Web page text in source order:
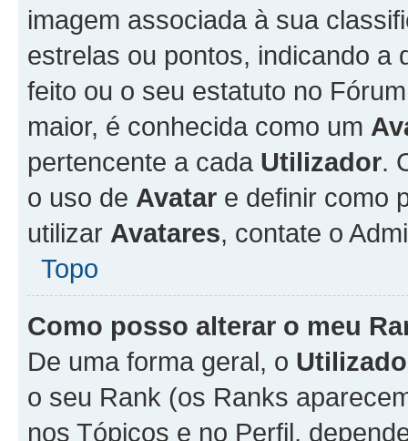
imagem associada à sua
estrelas ou pontos, indicando a
feito ou o seu estatuto no
maior, é conhecida como um
pertencente a cada Utilizador.
o uso de Avatar e definir como
utilizar Avatares, contate o
Topo
Como posso alterar o meu
De uma forma geral, o
o seu Rank (os Ranks
nos Tópicos e no Perfil,